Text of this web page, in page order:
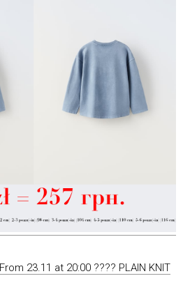
23.11 at 20:00 ???? PLAIN KNIT